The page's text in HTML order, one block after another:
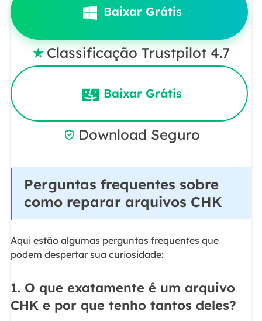
Baixar Grátis
 Classificação Trustpilot 4.7
Baixar Grátis
 Download Seguro
Perguntas frequentes sobre
como reparar arquivos CHK
Aqui estão algumas perguntas frequentes que
podem despertar sua curiosidade:
1. O que exatamente é um arquivo
CHK e por que tenho tantos deles?